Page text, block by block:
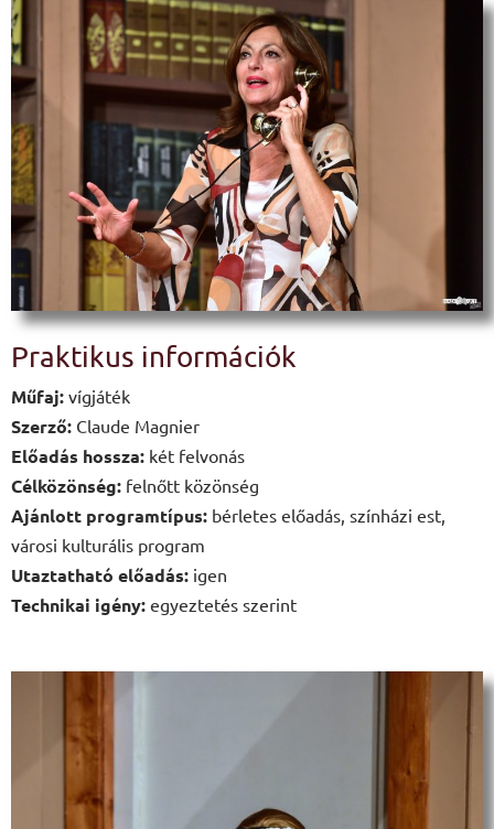
Praktikus információk
Műfaj: vígjáték
Szerző: Claude Magnier
Előadás hossza: két felvonás
Célközönség: felnőtt közönség
Ajánlott programtípus: bérletes előadás, színházi est,
városi kulturális program
Utaztatható előadás: igen
Technikai igény: egyeztetés szerint